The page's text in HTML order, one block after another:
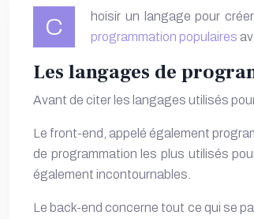
C hoisir un langage pour
programmation populaires
Les langages de
Avant de citer les langages utilisés
Le front-end, appelé également
de programmation les plus utilisés
également incontournables.
Le back-end concerne tout ce qui se